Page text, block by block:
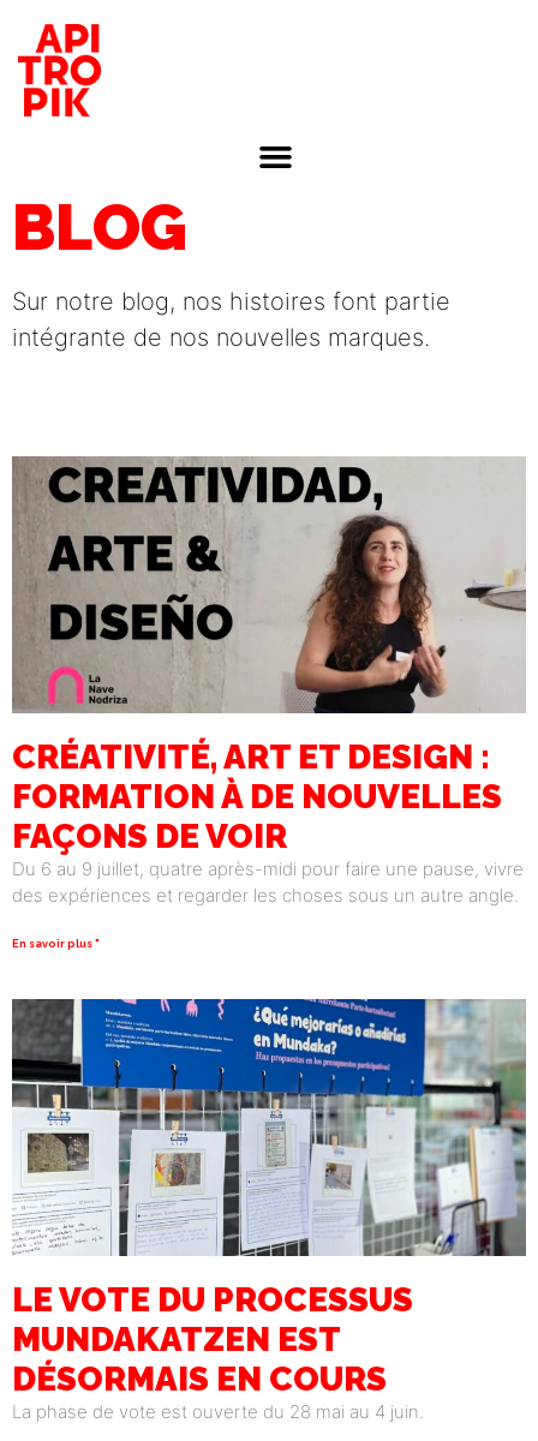
BLOG
Sur notre blog, nos histoires font partie
intégrante de nos nouvelles marques.
CRÉATIVITÉ, ART ET DESIGN :
FORMATION À DE NOUVELLES
FAÇONS DE VOIR
Du 6 au 9 juillet, quatre après-midi pour faire une pause, vivre
des expériences et regarder les choses sous un autre angle.
En savoir plus "
LE VOTE DU PROCESSUS
MUNDAKATZEN EST
DÉSORMAIS EN COURS
La phase de vote est ouverte du 28 mai au 4 juin.